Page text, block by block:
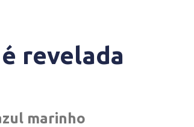
revelada
marinho